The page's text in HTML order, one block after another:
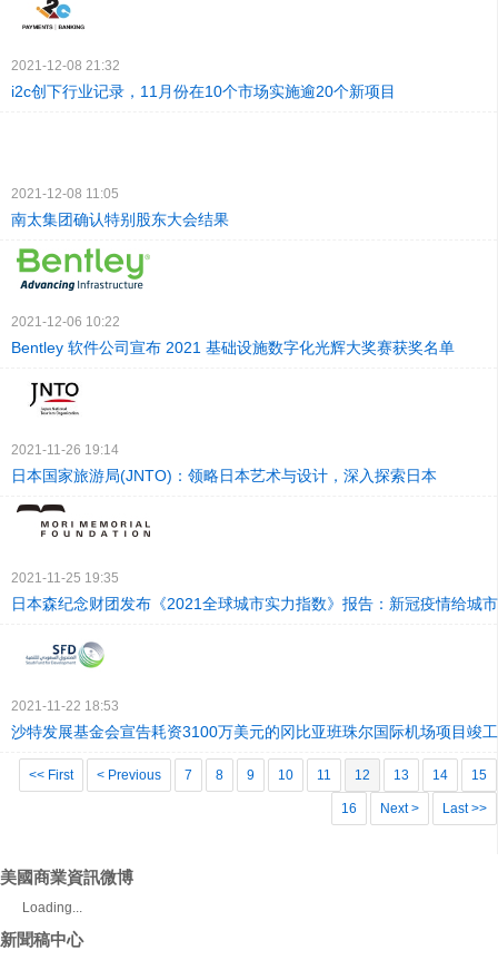
2021-12-08 21:32
i2c创下行业记录，11月份在10个市场实施逾20个新项目
2021-12-08 11:05
南太集团确认特别股东大会结果
2021-12-06 10:22
Bentley 软件公司宣布 2021 基础设施数字化光辉大奖赛获奖名单
2021-11-26 19:14
日本国家旅游局(JNTO)：领略日本艺术与设计，深入探索日本
2021-11-25 19:35
日本森纪念财团发布《2021全球城市实力指数》报告：新冠疫情给城
2021-11-22 18:53
沙特发展基金会宣告耗资3100万美元的冈比亚班珠尔国际机场项目竣工
<< First < Previous 7 8 9 10 11 12 13 14 15
16 Next > Last >>
美國商業資訊微博
Loading...
新聞稿中心